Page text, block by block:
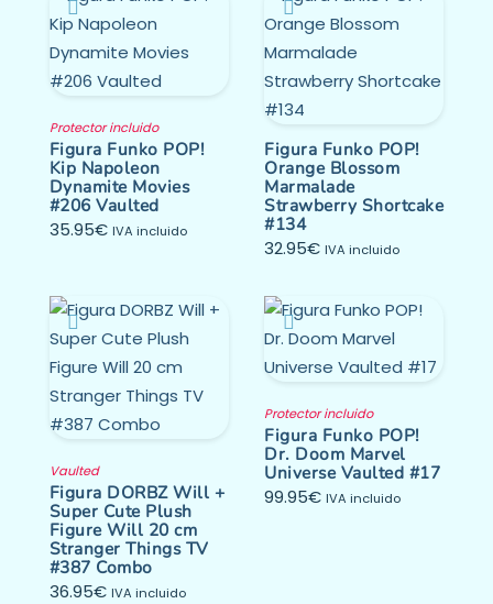
Protector incluido
Figura Funko POP!
Kip Napoleon
Dynamite Movies
#206 Vaulted
35.95€ IVA incluido
Figura Funko POP!
Orange Blossom
Marmalade
Strawberry Shortcake
#134
32.95€ IVA incluido
Vaulted
Figura DORBZ Will +
Super Cute Plush
Figure Will 20 cm
Stranger Things TV
#387 Combo
36.95€ IVA incluido
Protector incluido
Figura Funko POP!
Dr. Doom Marvel
Universe Vaulted #17
99.95€ IVA incluido